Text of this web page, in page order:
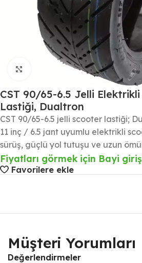
Büyütmek için tıklayın
CST 90/65-6.5 Jelli
Lastiği, Dualtron
CST 90/65-6.5 jelli scooter lastiği;
11 inç / 6.5 jant uyumlu elektrikli
sürüş, güçlü yol tutuşu ve uzun
Fiyatları görmek için Bayi girişi
Favorilere ekle
Müşteri Yorumları
Değerlendirmeler